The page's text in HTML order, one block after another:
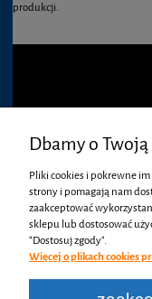
produkcji.
Dbamy o
Pliki cookies i pokrewne
strony i pomagają nam
zaakceptować
sklepu lub dostosować
"Dostosuj zgody".
Więcej o plikach cookies